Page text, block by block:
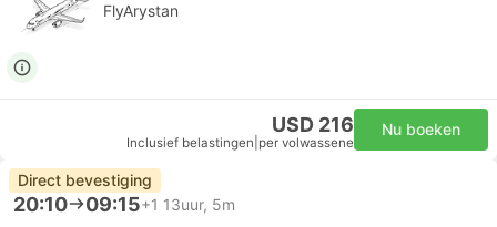
FlyArystan
USD 216
Inclusief belastingen per volwassene
Nu boeken
Direct bevestiging
20:10 09:15+1 13uur, 5m